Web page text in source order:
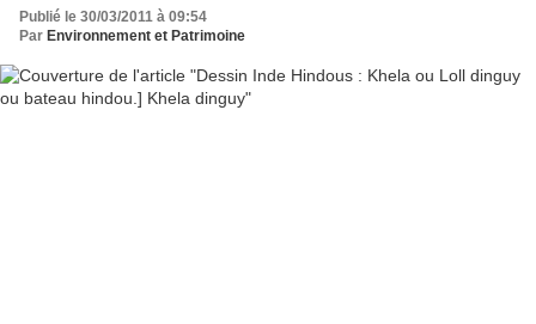
Publié le 30/03/2011 à 09:54
Par Environnement et Patrimoine